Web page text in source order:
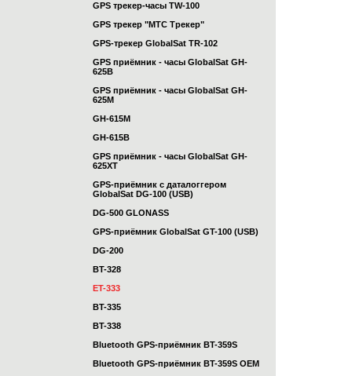
GPS трекер-часы TW-100
GPS трекер "МТС Трекер"
GPS-трекер GlobalSat TR-102
GPS приёмник - часы GlobalSat GH-
625B
GPS приёмник - часы GlobalSat GH-
625M
GH-615M
GH-615B
GPS приёмник - часы GlobalSat GH-
625XT
GPS-приёмник с даталоггером
GlobalSat DG-100 (USB)
DG-500 GLONASS
GPS-приёмник GlobalSat GT-100 (USB)
DG-200
BT-328
ET-333
BT-335
BT-338
Bluetooth GPS-приёмник BT-359S
Bluetooth GPS-приёмник BT-359S OEM